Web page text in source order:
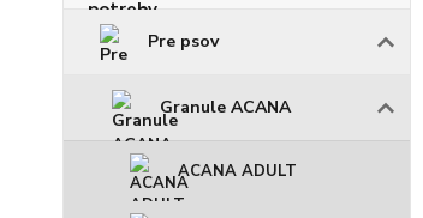
Pre psov
Granule ACANA
ACANA ADULT